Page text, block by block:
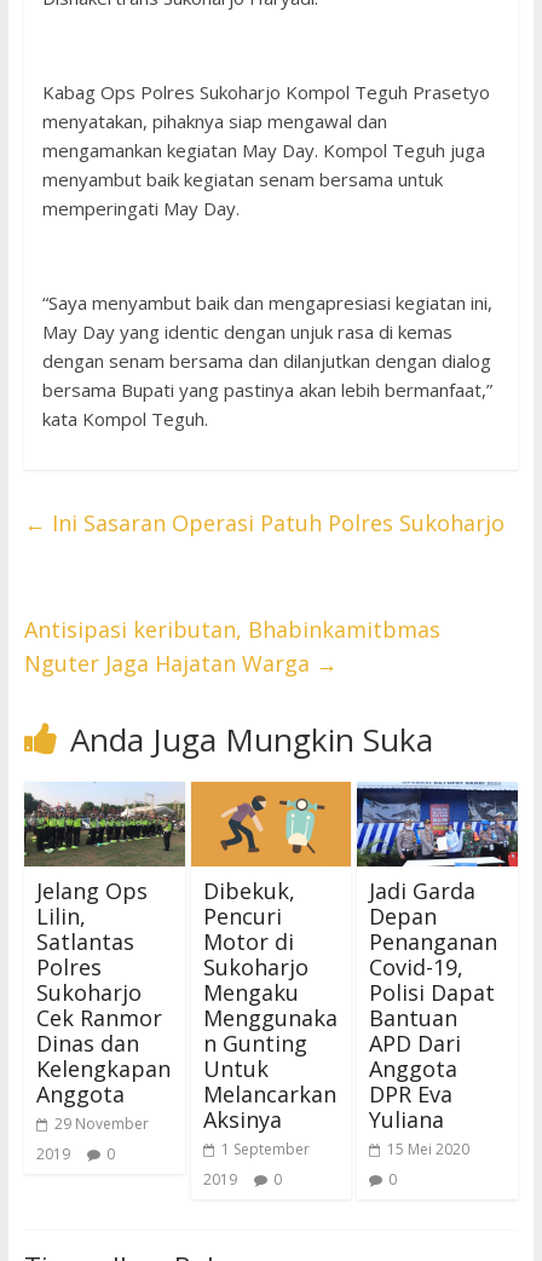
Kabag Ops Polres Sukoharjo Kompol Teguh Prasetyo
menyatakan, pihaknya siap mengawal dan
mengamankan kegiatan May Day. Kompol Teguh juga
menyambut baik kegiatan senam bersama untuk
memperingati May Day.
“Saya menyambut baik dan mengapresiasi kegiatan ini,
May Day yang identic dengan unjuk rasa di kemas
dengan senam bersama dan dilanjutkan dengan dialog
bersama Bupati yang pastinya akan lebih bermanfaat,”
kata Kompol Teguh.
← Ini Sasaran Operasi Patuh Polres Sukoharjo
Antisipasi keributan, Bhabinkamitbmas
Nguter Jaga Hajatan Warga →
Anda Juga Mungkin Suka
Jelang Ops
Lilin,
Satlantas
Polres
Sukoharjo
Cek Ranmor
Dinas dan
Kelengkapan
Anggota
29 November
2019
0
Dibekuk,
Pencuri
Motor di
Sukoharjo
Mengaku
Menggunaka
n Gunting
Untuk
Melancarkan
Aksinya
1 September
2019
0
Jadi Garda
Depan
Penanganan
Covid-19,
Polisi Dapat
Bantuan
APD Dari
Anggota
DPR Eva
Yuliana
15 Mei 2020
0